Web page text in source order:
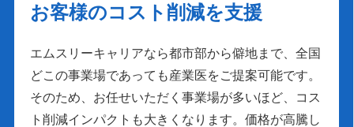
お客様のコスト削減を支援
エムスリーキャリアなら都市部から僻地まで、全国
どこの事業場であっても産業医をご提案可能です。
そのため、お任せいただく事業場が多いほど、コス
ト削減インパクトも大きくなります。価格が高騰し